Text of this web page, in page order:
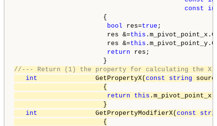
const
{
bool res=true ;
res &=this
res &=this
return res;
//--- Return (1) the property for calculating the X
int GetPropertyX( const string
{
return
this
}
int GetPropertyModifierX( const
{